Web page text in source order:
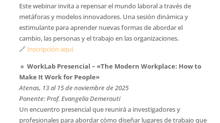
Este webinar invita a repensar el mundo laboral a través de
metáforas y modelos innovadores. Una sesión dinámica y
estimulante para aprender nuevas formas de abordar el
cambio, las personas y el trabajo en las organizaciones.
🔗 Inscripción aquí
🔹 WorkLab Presencial – «The Modern Workplace: How to
Make It Work for People»
Atenas, 13 al 15 de noviembre de 2025
Ponente: Prof. Evangelia Demerouti
Un encuentro presencial que reunirá a investigadores y
profesionales para abordar cómo diseñar lugares de trabajo que